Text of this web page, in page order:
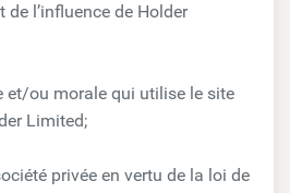
l’influence de Holder
et/ou morale qui utilise le site
Limited;
privée en vertu de la loi de